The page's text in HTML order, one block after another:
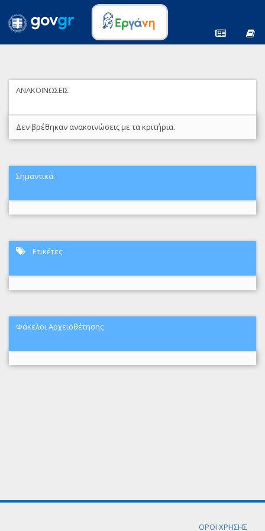
ΑΝΑΚΟΙΝΩΣΕΙΣ
Δεν βρέθηκαν ανακοινώσεις με τα κριτήρια.
Σημαντικά
Ετικέτες
Φάκελοι Αρχειοθέτησης
ΟΡΟΙ ΧΡΗΣΗΣ